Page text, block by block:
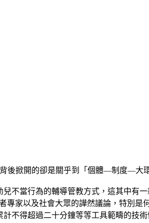
後掀開的卻是關乎到「個體—制度—大
不當行為的輔導管教方式，這其中有
家以及社會大眾的譁然議論，特別
不得超過二十分鐘等等工具範疇的技